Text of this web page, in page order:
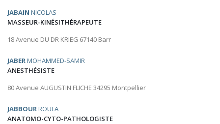
JABAIN NICOLAS
MASSEUR-KINÉSITHÉRAPEUTE
18 Avenue DU DR KRIEG 67140 Barr
JABERMOHAMMED-SAMIR
ANESTHÉSISTE
80 Avenue AUGUSTIN FLICHE 34295 Montpellier
JABBOURROULA
ANATOMO-CYTO-PATHOLOGISTE